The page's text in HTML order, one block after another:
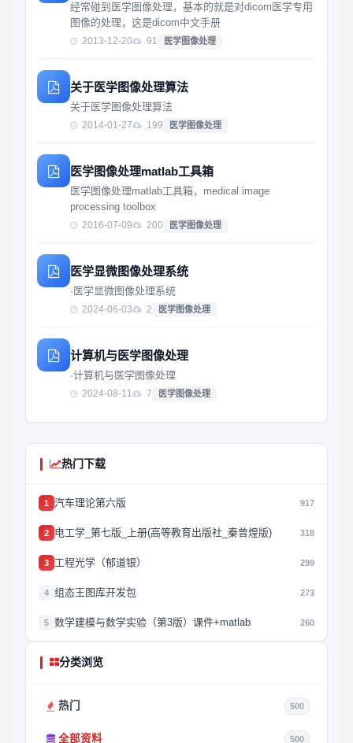
经常碰到医学图像处理，基本的就是对dicom医学专用
图像的处理，这是dicom中文手册
2013-12-20 91 医学图像处理
关于医学图像处理算法
关于医学图像处理算法
2014-01-27 199 医学图像处理
医学图像处理matlab工具箱
医学图像处理matlab工具箱，medical image
processing toolbox
2016-07-09 200 医学图像处理
医学显微图像处理系统
·医学显微图像处理系统
2024-06-03 2 医学图像处理
计算机与医学图像处理
·计算机与医学图像处理
2024-08-11 7 医学图像处理
热门下载
1 汽车理论第六版 917
2 电工学_第七版_上册(高等教育出版社_秦曾煌版) 318
3 工程光学（郁道银） 299
4 组态王图库开发包 273
5 数学建模与数学实验（第3版）课件+matlab 260
分类浏览
热门 500
全部资料 500